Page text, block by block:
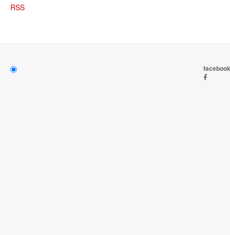
RSS
facebook